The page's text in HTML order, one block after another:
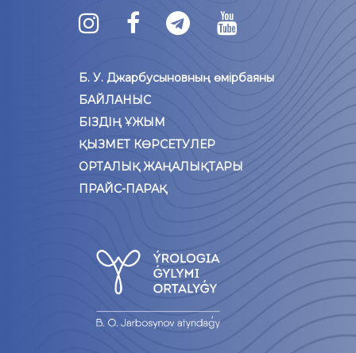
Б. У. Джарбусыновның өмірбаяны
БАЙЛАНЫС
БІЗДІҢ ҰЖЫМ
ҚЫЗМЕТ КӨРСЕТУЛЕР
ОРТАЛЫҚ ЖАҢАЛЫҚТАРЫ
ПРАЙС-ПАРАҚ